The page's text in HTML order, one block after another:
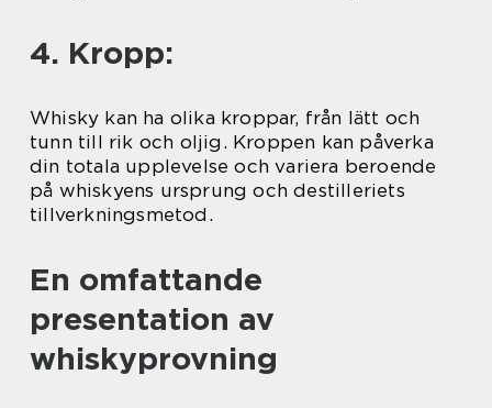
4. Kropp:
Whisky kan ha olika kroppar, från lätt och
tunn till rik och oljig. Kroppen kan påverka
din totala upplevelse och variera beroende
på whiskyens ursprung och destilleriets
tillverkningsmetod.
En omfattande
presentation av
whiskyprovning